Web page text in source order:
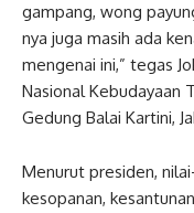
gampang, wong
nya juga masih ada
mengenai ini,” tegas
Nasional Kebudayaan
Gedung Balai Kartini,
Menurut presiden,
kesopanan,